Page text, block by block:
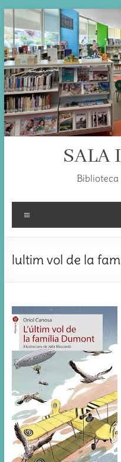
Skip
to
content
SALA
lultim vol de la